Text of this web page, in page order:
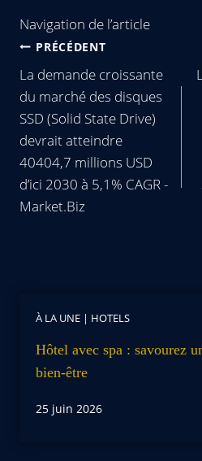
Navigation de l’article
PRÉCÉDENT
La demande croissante
du marché des disques
SSD (Solid State Drive)
devrait atteindre
40404,7 millions USD
d’ici 2030 à 5,1% CAGR -
Market.Biz
À LA UNE | HOTELS
Hôtel avec spa : savourez
bien-être
25 juin 2026